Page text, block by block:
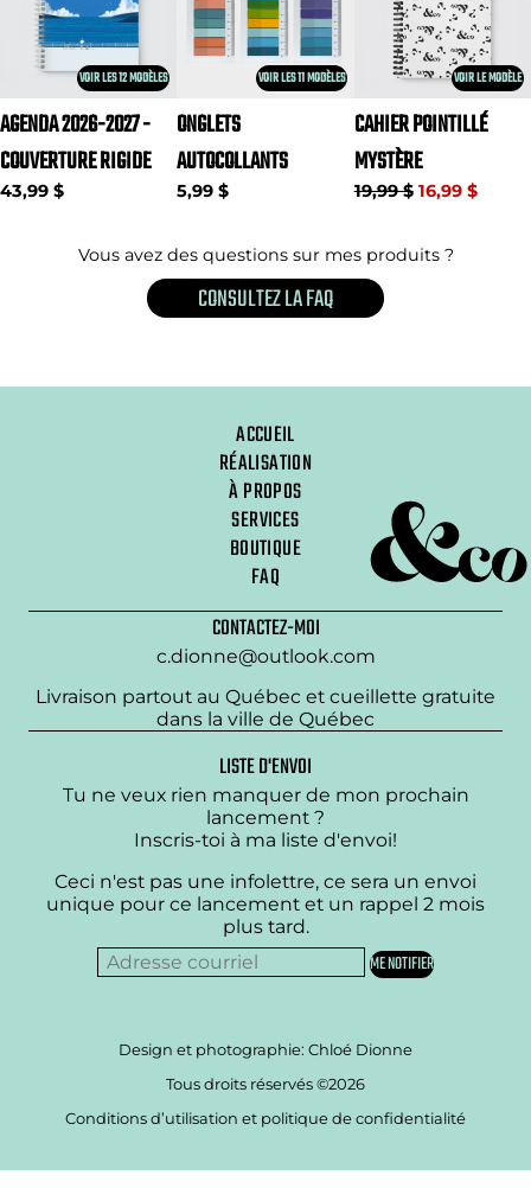
VOIR LES 12 MODÈLES
AGENDA 2026-2027 -
COUVERTURE RIGIDE
43,99 $
VOIR LES 11 MODÈLES
ONGLETS
AUTOCOLLANTS
5,99 $
VOIR LE MODÈLE
CAHIER POINTILLÉ
MYSTÈRE
19,99 $ 16,99 $
Vous avez des questions sur mes produits ?
CONSULTEZ LA FAQ
ACCUEIL
RÉALISATION
À PROPOS
SERVICES
BOUTIQUE
FAQ
CONTACTEZ-MOI
c.dionne@outlook.com
Livraison partout au Québec et cueillette gratuite
dans la ville de Québec
LISTE D'ENVOI
Tu ne veux rien manquer de mon prochain
lancement ?
Inscris-toi à ma liste d'envoi!
Ceci n'est pas une infolettre, ce sera un envoi
unique pour ce lancement et un rappel 2 mois
plus tard.
Design et photographie: Chloé Dionne
Tous droits réservés ©2026
Conditions d’utilisation et politique de confidentialité